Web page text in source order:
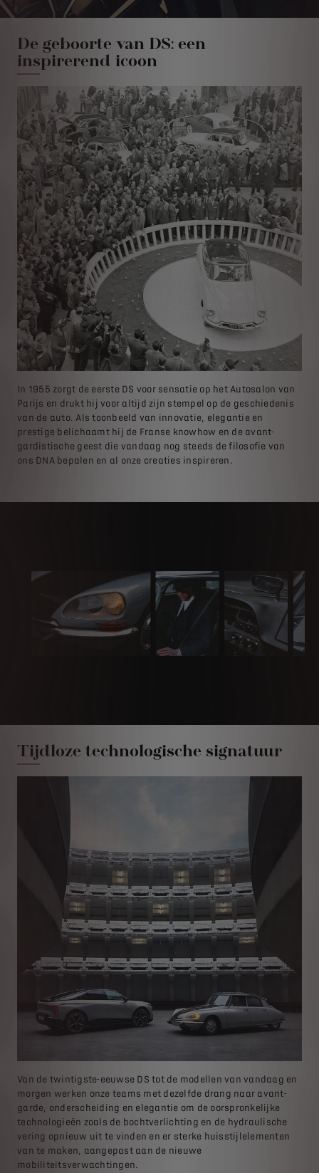
De geboorte van DS: een
inspirerend icoon
In 1955 zorgt de eerste DS voor sensatie op het Autosalon van
Parijs en drukt hij voor altijd zijn stempel op de geschiedenis
van de auto. Als toonbeeld van innovatie, elegantie en
prestige belichaamt hij de Franse knowhow en de avant-
gardistische geest die vandaag nog steeds de filosofie van
ons DNA bepalen en al onze creaties inspireren.
Tijdloze technologische signatuur
Van de twintigste-eeuwse DS tot de modellen van vandaag en
morgen werken onze teams met dezelfde drang naar avant-
garde, onderscheiding en elegantie om de oorspronkelijke
technologieën zoals de bochtverlichting en de hydraulische
vering opnieuw uit te vinden en er sterke huisstijlelementen
van te maken, aangepast aan de nieuwe
mobiliteitsverwachtingen.